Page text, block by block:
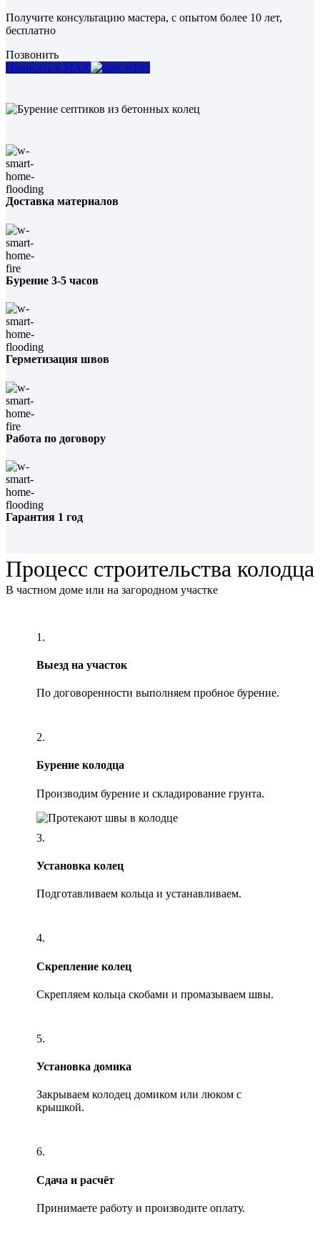
Получите консультацию мастера, с опытом более 10 лет,
бесплатно
Позвонить
Написать в MAX
Доставка материалов
Бурение 3-5 часов
Герметизация швов
Работа по договору
Гарантия 1 год
Процесс строительства колодца
В частном доме или на загородном участке
1.
Выезд на участок
По договоренности выполняем пробное бурение.
2.
Бурение колодца
Производим бурение и складирование грунта.
3.
Установка колец
Подготавливаем кольца и устанавливаем.
4.
Скрепление колец
Скрепляем кольца скобами и промазываем швы.
5.
Установка домика
Закрываем колодец домиком или люком с
крышкой.
6.
Сдача и расчёт
Принимаете работу и производите оплату.